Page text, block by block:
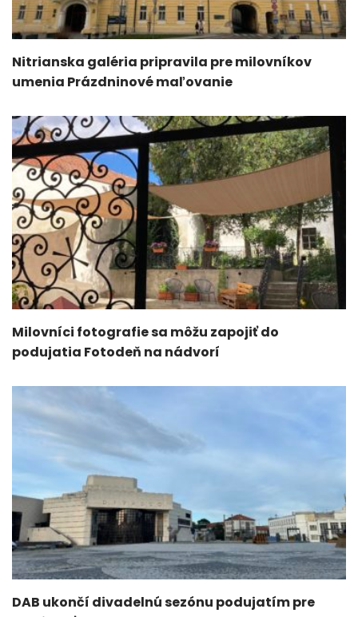
Nitrianska galéria pripravila pre milovníkov
umenia Prázdninové maľovanie
Milovníci fotografie sa môžu zapojiť do
podujatia Fotodeň na nádvorí
DAB ukončí divadelnú sezónu podujatím pre